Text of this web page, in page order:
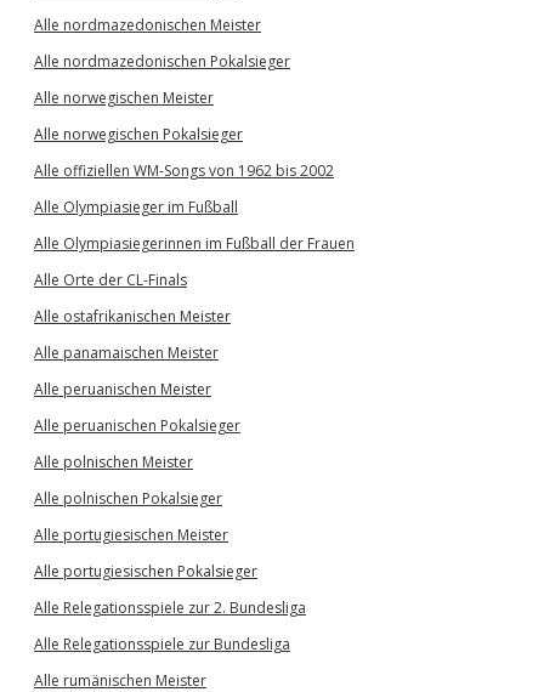
Alle nordmazedonischen Meister
Alle nordmazedonischen Pokalsieger
Alle norwegischen Meister
Alle norwegischen Pokalsieger
Alle offiziellen WM-Songs von 1962 bis 2002
Alle Olympiasieger im Fußball
Alle Olympiasiegerinnen im Fußball der Frauen
Alle Orte der CL-Finals
Alle ostafrikanischen Meister
Alle panamaischen Meister
Alle peruanischen Meister
Alle peruanischen Pokalsieger
Alle polnischen Meister
Alle polnischen Pokalsieger
Alle portugiesischen Meister
Alle portugiesischen Pokalsieger
Alle Relegationsspiele zur 2. Bundesliga
Alle Relegationsspiele zur Bundesliga
Alle rumänischen Meister